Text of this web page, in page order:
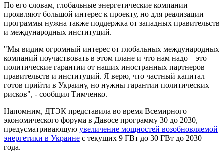
По его словам, глобальные энергетические компании
проявляют большой интерес к проекту, но для реализации
программы нужна также поддержка от западных правительств
и международных институций.
"Мы видим огромный интерес от глобальных международных
компаний поучаствовать в этом плане и что нам надо – это
политические гарантии от наших иностранных партнеров –
правительств и институций. Я верю, что частный капитал
готов прийти в Украину, но нужны гарантии политических
рисков", - сообщил Тимченко.
Напомним, ДТЭК представила во время Всемирного
экономического форума в Давосе программу 30 до 2030,
предусматривающую увеличение мощностей возобновляемой
энергетики в Украине с текущих 9 ГВт до 30 ГВт до 2030
года.